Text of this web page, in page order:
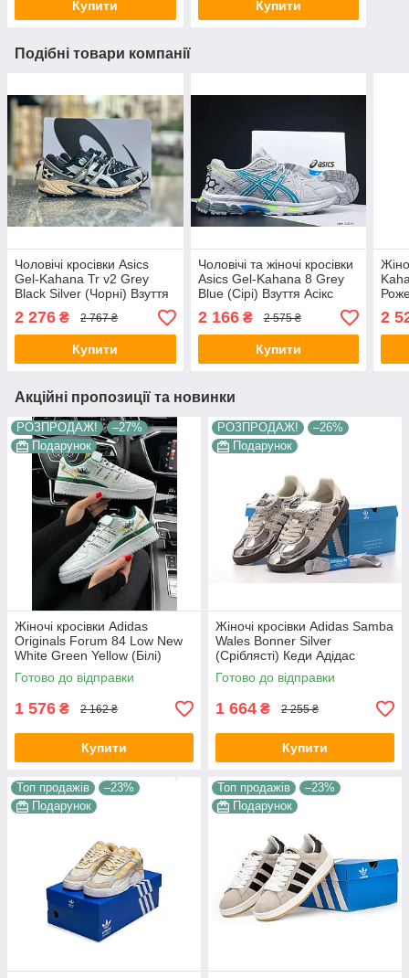
Купити Купити
Подібні товари компанії
Чоловічі кросівки Asics
Gel-Kahana Tr v2 Grey
Black Silver (Чорні) Взуття
Асикс Гель Кахана
текстиль сітка шкіра
демісезон
2 276 ₴ 2 767 ₴
Купити
Чоловічі та жіночі кросівки
Asics Gel-Kahana 8 Grey
Blue (Сірі) Взуття Асікс
Гель Кахана 8 повсякденні
шкіра сітка демісезон
2 166₴ 2 575 ₴
Купити
2
Акційні пропозиції та новинки
РОЗПРОДАЖ!
–27%
Подарунок
Жіночі кросівки Adidas
Originals Forum 84 Low New
White Green Yellow (Білі)
Взуття Адідас Форум шкіраяні
демісезон
Готово до відправки
1 576 ₴ 2 162 ₴
Купити
РОЗПРОДАЖ!
–26%
Подарунок
Жіночі кросівки Adidas Samba
Wales Bonner Silver
(Сріблясті) Кеди Адідас
Самба повсякденні шкіра
текстиль демісезон
Готово до відправки
1 664 ₴ 2 255 ₴
Купити
Топ продажів
–23%
Подарунок
Топ продажів
–23%
Подарунок